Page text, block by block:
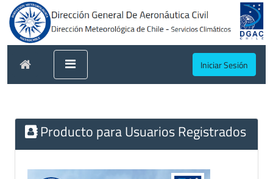
Iniciar Sesión
Producto para Usuarios Registrados